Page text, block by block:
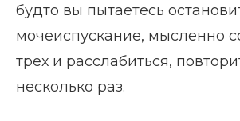
будто вы пытаетесь
мочеиспускание, мысленно
трех и расслабиться,
несколько раз.